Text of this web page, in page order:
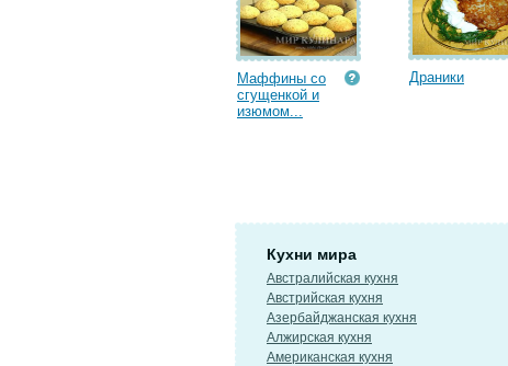
Маффины со
сгущенкой и
изюмом...
Драники
Кухни мира
Австралийская кухня
Австрийская кухня
Азербайджанская кухня
Алжирская кухня
Американская кухня